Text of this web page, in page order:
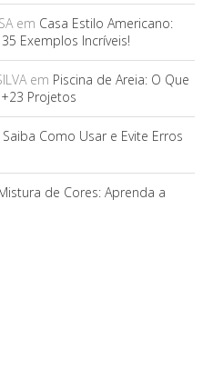
em Casa Estilo Americano:
Exemplos Incríveis!
em Piscina de Areia: O Que
Projetos
Como Usar e Evite Erros
de Cores: Aprenda a